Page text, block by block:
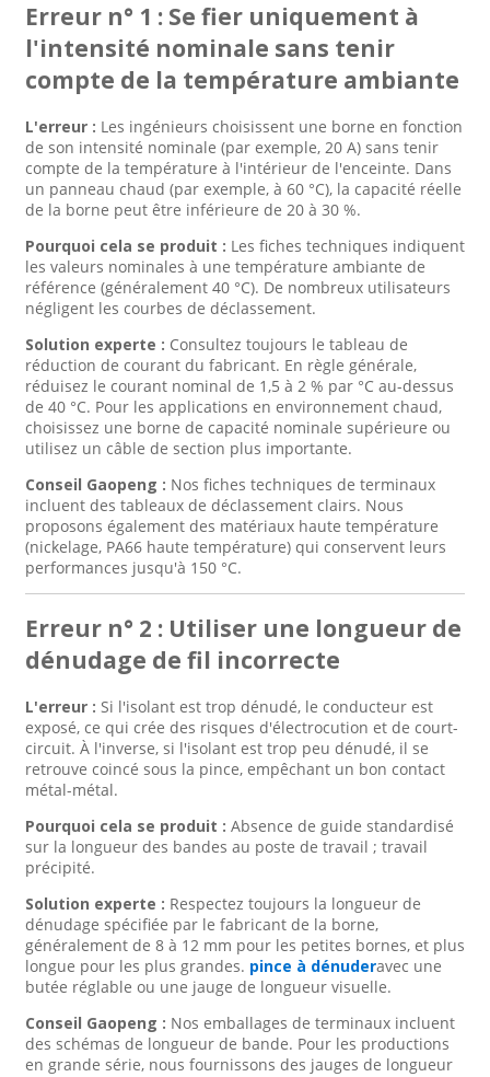
Erreur n° 1 : Se fier uniquement à
l'intensité nominale sans tenir
compte de la température ambiante
L'erreur : Les ingénieurs choisissent une borne en fonction
de son intensité nominale (par exemple, 20 A) sans tenir
compte de la température à l'intérieur de l'enceinte. Dans
un panneau chaud (par exemple, à 60 °C), la capacité réelle
de la borne peut être inférieure de 20 à 30 %.
Pourquoi cela se produit : Les fiches techniques indiquent
les valeurs nominales à une température ambiante de
référence (généralement 40 °C). De nombreux utilisateurs
négligent les courbes de déclassement.
Solution experte : Consultez toujours le tableau de
réduction de courant du fabricant. En règle générale,
réduisez le courant nominal de 1,5 à 2 % par °C au-dessus
de 40 °C. Pour les applications en environnement chaud,
choisissez une borne de capacité nominale supérieure ou
utilisez un câble de section plus importante.
Conseil Gaopeng : Nos fiches techniques de terminaux
incluent des tableaux de déclassement clairs. Nous
proposons également des matériaux haute température
(nickelage, PA66 haute température) qui conservent leurs
performances jusqu'à 150 °C.
Erreur n° 2 : Utiliser une longueur de
dénudage de fil incorrecte
L'erreur : Si l'isolant est trop dénudé, le conducteur est
exposé, ce qui crée des risques d'électrocution et de court-
circuit. À l'inverse, si l'isolant est trop peu dénudé, il se
retrouve coincé sous la pince, empêchant un bon contact
métal-métal.
Pourquoi cela se produit : Absence de guide standardisé
sur la longueur des bandes au poste de travail ; travail
précipité.
Solution experte : Respectez toujours la longueur de
dénudage spécifiée par le fabricant de la borne,
généralement de 8 à 12 mm pour les petites bornes, et plus
longue pour les plus grandes. pince à dénuderavec une
butée réglable ou une jauge de longueur visuelle.
Conseil Gaopeng : Nos emballages de terminaux incluent
des schémas de longueur de bande. Pour les productions
en grande série, nous fournissons des jauges de longueur